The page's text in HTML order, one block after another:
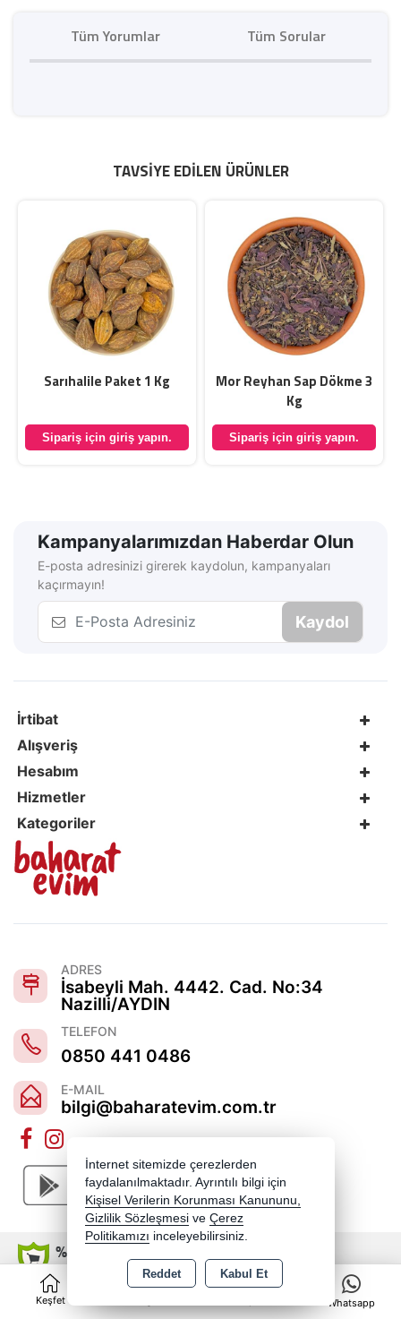
Keşfet
0
Whatsapp
Tüm Yorumlar Tüm Sorular
TAVSIYE EDILEN ÜRÜNLER
Sarıhalile Paket 1 Kg
Sipariş için giriş yapın.
Mor Reyhan Sap Dökme 3
Kg
Sipariş için giriş yapın.
Kampanyalarımızdan Haberdar Olun
E-posta adresinizi girerek kaydolun, kampanyaları
kaçırmayın!
Kaydol
İrtibat
Alışveriş
Hesabım
Hizmetler
Kategoriler
ADRES
İsabeyli Mah. 4442. Cad. No:34
Nazilli/AYDIN
TELEFON
0850 441 0486
E-MAIL
bilgi@baharatevim.com.tr
Copyright 2026 baharatevim.com.tr - Tüm hakları saklıdır.
Kredi kartı bilgileriniz 256bit SSL sertifikası ile korunmaktadır.
İnternet sitemizde çerezlerden
faydalanılmaktadır. Ayrıntılı bilgi için
Kişisel Verilerin Korunması Kanununu,
Gizlilik Sözleşmesi ve Çerez
Politikamızı inceleyebilirsiniz.
Reddet Kabul Et